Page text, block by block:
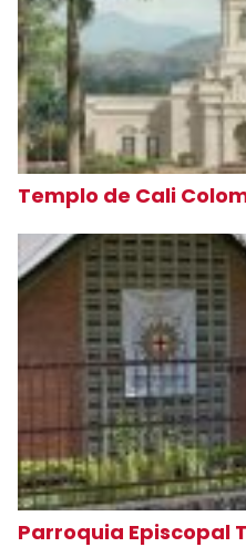
Templo de Cali
Parroquia Episcopal